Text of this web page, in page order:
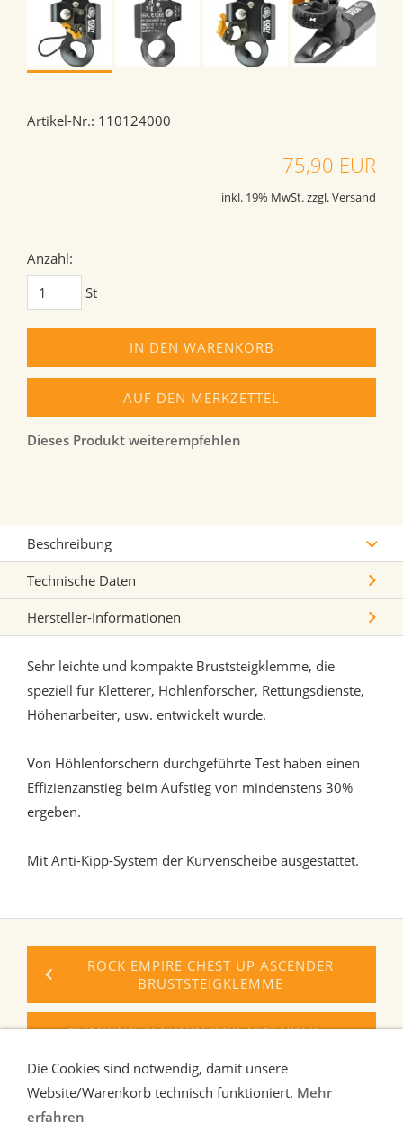
Artikel-Nr.: 110124000
75,90 EUR
inkl. 19% MwSt. zzgl. Versand
Anzahl:
St
IN DEN WARENKORB
AUF DEN MERKZETTEL
Dieses Produkt weiterempfehlen
Beschreibung
Technische Daten
Hersteller-Informationen
Sehr leichte und kompakte Bruststeigklemme, die
speziell für Kletterer, Höhlenforscher, Rettungsdienste,
Höhenarbeiter, usw. entwickelt wurde.
Von Höhlenforschern durchgeführte Test haben einen
Effizienzanstieg beim Aufstieg von mindenstens 30%
ergeben.
Mit Anti-Kipp-System der Kurvenscheibe ausgestattet.
ROCK EMPIRE CHEST UP ASCENDER
BRUSTSTEIGKLEMME
CLIMBING TECHNOLOGY ASCENDER
Die Cookies sind notwendig, damit unsere
Website/Warenkorb technisch funktioniert. Mehr
erfahren